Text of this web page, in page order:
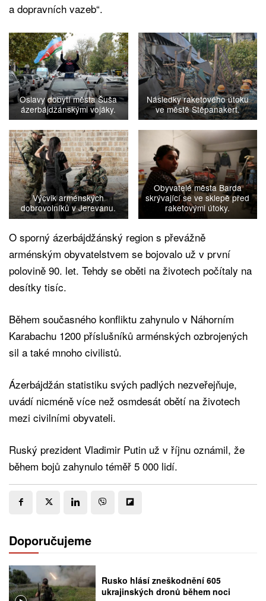
a dopravních vazeb“.
Oslavy dobytí města Šuša
ázerbájdžánskými vojáky.
Následky raketového útoku
ve městě Stěpanakert.
Výcvik arménských
dobrovolníků v Jerevanu.
Obyvatelé města Barda
skrývající se ve sklepě před
raketovými útoky.
O sporný ázerbájdžánský region s převážně
arménským obyvatelstvem se bojovalo už v první
polovině 90. let. Tehdy se oběti na životech počítaly na
desítky tisíc.
Během současného konfliktu zahynulo v Náhorním
Karabachu 1200 příslušníků arménských ozbrojených
sil a také mnoho civilistů.
Ázerbájdžán statistiku svých padlých nezveřejňuje,
uvádí nicméně více než osmdesát obětí na životech
mezi civilními obyvateli.
Ruský prezident Vladimir Putin už v říjnu oznámil, že
během bojů zahynulo téměř 5 000 lidí.
Doporučujeme
Rusko hlásí zneškodnění 605
ukrajinských dronů během noci